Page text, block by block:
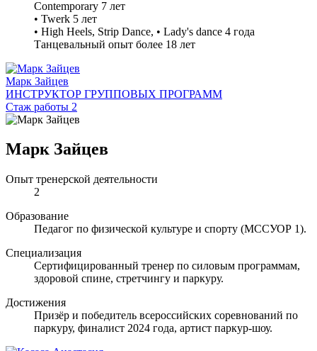
Contemporary 7 лет
• Twerk 5 лет
• High Heels, Strip Dance, • Lady's dance 4 года
Танцевальный опыт более 18 лет
Марк Зайцев
ИНСТРУКТОР ГРУППОВЫХ ПРОГРАММ
Стаж работы 2
Марк Зайцев
Опыт тренерской деятельности
2
Образование
Педагог по физической культуре и спорту (МССУОР 1).
Специализация
Сертифицированный тренер по силовым программам,
здоровой спине, стретчингу и паркуру.
Достижения
Призёр и победитель всероссийских соревнований по
паркуру, финалист 2024 года, артист паркур-шоу.